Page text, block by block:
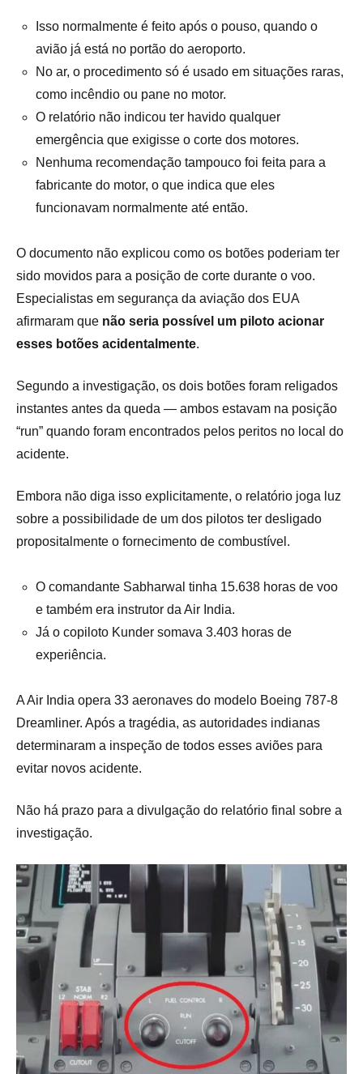
Isso normalmente é feito após o pouso, quando o
avião já está no portão do aeroporto.
No ar, o procedimento só é usado em situações raras,
como incêndio ou pane no motor.
O relatório não indicou ter havido qualquer
emergência que exigisse o corte dos motores.
Nenhuma recomendação tampouco foi feita para a
fabricante do motor, o que indica que eles
funcionavam normalmente até então.
O documento não explicou como os botões poderiam ter
sido movidos para a posição de corte durante o voo.
Especialistas em segurança da aviação dos EUA
afirmaram que não seria possível um piloto acionar
esses botões acidentalmente.
Segundo a investigação, os dois botões foram religados
instantes antes da queda — ambos estavam na posição
“run” quando foram encontrados pelos peritos no local do
acidente.
Embora não diga isso explicitamente, o relatório joga luz
sobre a possibilidade de um dos pilotos ter desligado
propositalmente o fornecimento de combustível.
O comandante Sabharwal tinha 15.638 horas de voo
e também era instrutor da Air India.
Já o copiloto Kunder somava 3.403 horas de
experiência.
A Air India opera 33 aeronaves do modelo Boeing 787-8
Dreamliner. Após a tragédia, as autoridades indianas
determinaram a inspeção de todos esses aviões para
evitar novos acidente.
Não há prazo para a divulgação do relatório final sobre a
investigação.